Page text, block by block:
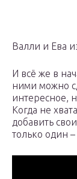
Валли и Ева
И всё же в
ними можно
интересное,
Когда не
добавить
только один